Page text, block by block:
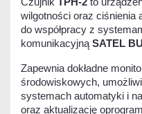
wilgotności oraz ciśnienia
do współpracy z
komunikacyjną SATEL
Zapewnia dokładne
środowiskowych,
systemach automatyki i
oraz aktualizację